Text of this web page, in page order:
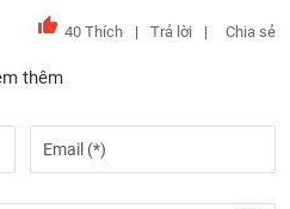
40 Thích Trả lời Chia sẻ
thêm